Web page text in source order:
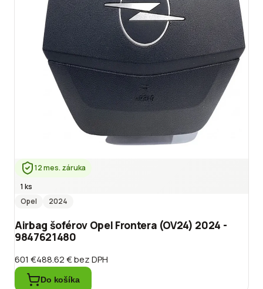
12 mes. záruka
1 ks
Opel
2024
Airbag šoférov Opel Frontera (OV24) 2024 -
9847621480
601 €488.62 €bez DPH
Do košíka